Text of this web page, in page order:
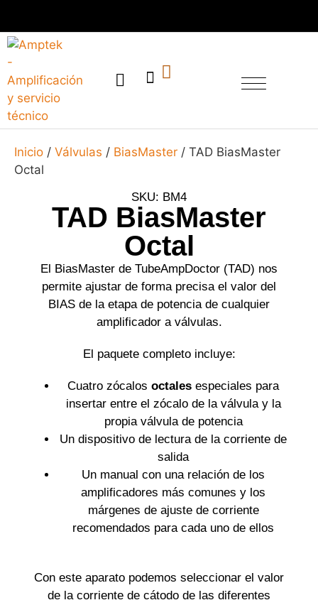
Inicio / Válvulas / BiasMaster / TAD BiasMaster
Octal
SKU: BM4
TAD BiasMaster
Octal
El BiasMaster de TubeAmpDoctor (TAD) nos
permite ajustar de forma precisa el valor del
BIAS de la etapa de potencia de cualquier
amplificador a válvulas.
El paquete completo incluye:
Cuatro zócalos octales especiales para
insertar entre el zócalo de la válvula y la
propia válvula de potencia
Un dispositivo de lectura de la corriente de
salida
Un manual con una relación de los
amplificadores más comunes y los
márgenes de ajuste de corriente
recomendados para cada uno de ellos
Con este aparato podemos seleccionar el valor
de la corriente de cátodo de las diferentes